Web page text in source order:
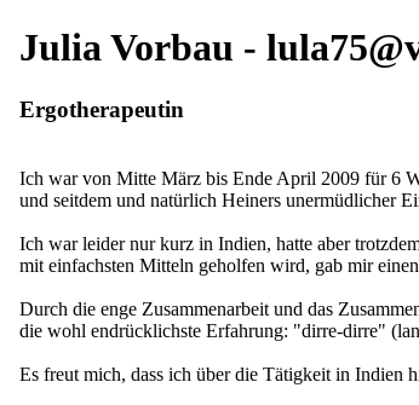
Julia Vorbau -
Ergotherapeutin
Ich war von Mitte März bis Ende April 2009 für 6
und seitdem und natürlich Heiners unermüdlicher
Ich war leider nur kurz in Indien, hatte aber
mit einfachsten Mitteln geholfen wird, gab mir
Durch die enge Zusammenarbeit und das
die wohl endrücklichste Erfahrung: "dirre-dirre"
Es freut mich, dass ich über die Tätigkeit in Indien